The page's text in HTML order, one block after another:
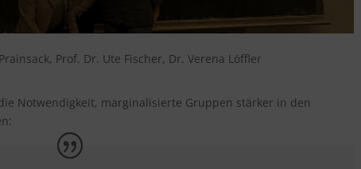
Prof. Dr. Ute Fischer, Dr. Verena Löffler
Notwendigkeit, marginalisierte Gruppen stärker in den